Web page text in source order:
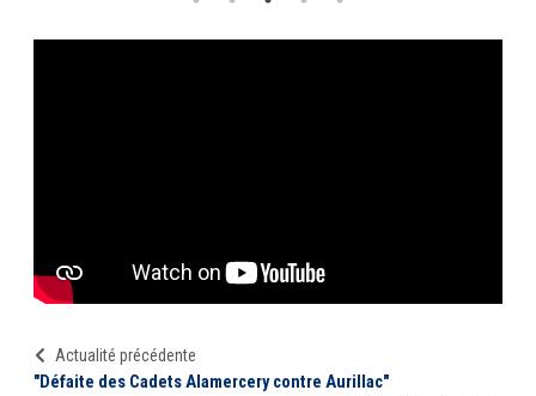
Actualité précédente
"Défaite des Cadets Alamercery contre Aurillac"